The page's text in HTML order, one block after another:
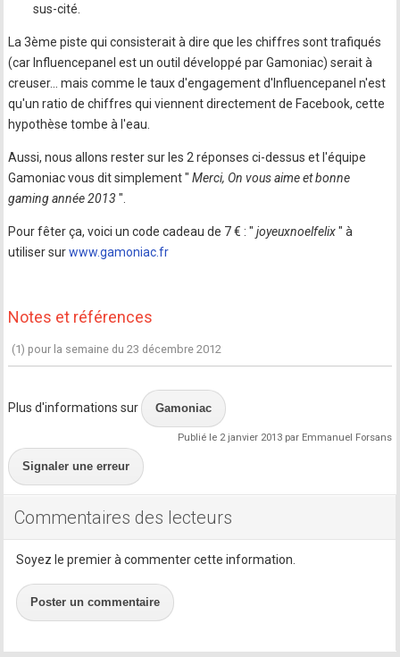
sus-cité.
La 3ème piste qui consisterait à dire que les chiffres sont trafiqués
(car Influencepanel est un outil développé par Gamoniac) serait à
creuser… mais comme le taux d'engagement d'Influencepanel n'est
qu'un ratio de chiffres qui viennent directement de Facebook, cette
hypothèse tombe à l'eau.
Aussi, nous allons rester sur les 2 réponses ci-dessus et l'équipe
Gamoniac vous dit simplement " Merci, On vous aime et bonne
gaming année 2013".
Pour fêter ça, voici un code cadeau de 7 € : " joyeuxnoelfelix" à
utiliser surwww.gamoniac.fr
Notes et références
(1) pour la semaine du 23 décembre 2012
Plus d'informations sur Gamoniac
Publié le 2 janvier 2013 par Emmanuel Forsans
Signaler une erreur
Commentaires des lecteurs
Soyez le premier à commenter cette information.
Poster un commentaire